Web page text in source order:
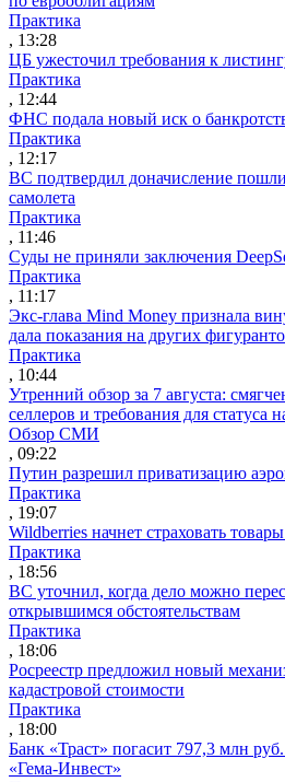
Практика
, 13:28
ЦБ ужесточил требования к
Практика
, 12:44
ФНС подала новый иск о
Практика
, 12:17
ВС подтвердил доначисление
самолета
Практика
, 11:46
Суды не приняли заключения
Практика
, 11:17
Экс-глава Mind Money признала
дала показания на других
Практика
, 10:44
Утренний обзор за 7 августа:
селлеров и требования для статуса
Обзор СМИ
, 09:22
Путин разрешил приватизацию
Практика
, 19:07
Wildberries начнет страховать
Практика
, 18:56
ВС уточнил, когда дело можно
открывшимся обстоятельствам
Практика
, 18:06
Росреестр предложил новый
кадастровой стоимости
Практика
, 18:00
Банк «Траст» погасит 797,3 млн
«Гема-Инвест»